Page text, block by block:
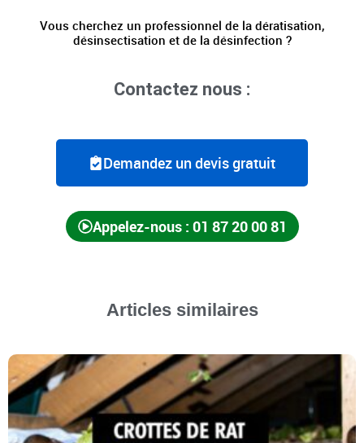
Vous cherchez un professionnel de la dératisation,
désinsectisation et de la désinfection ?
Contactez nous :
Demandez un devis gratuit
Appelez-nous : 01 87 20 00 81
Articles similaires